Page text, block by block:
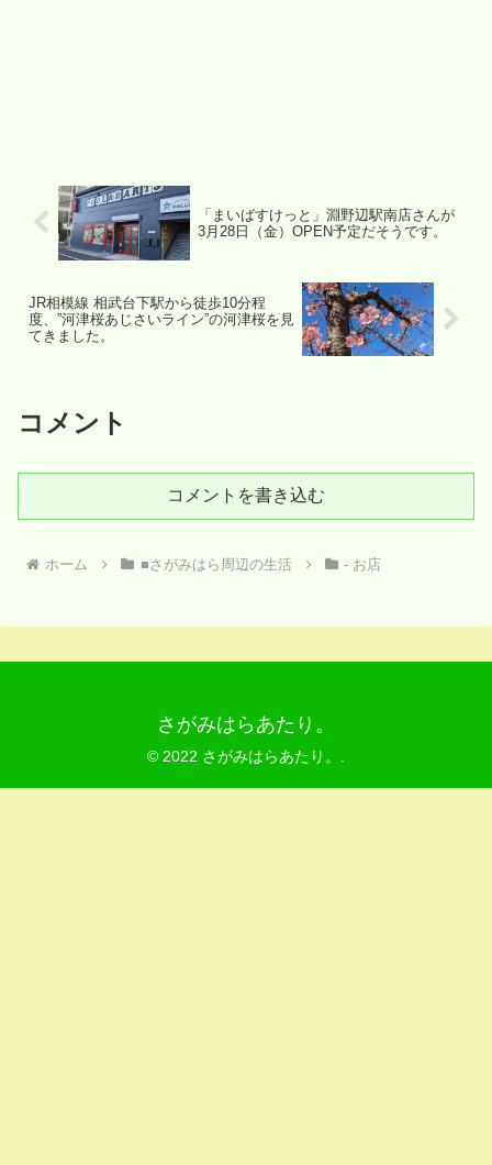
「まいばすけっと」淵野辺駅南店さんが
3月28日（金）OPEN予定だそうです。
JR相模線 相武台下駅から徒歩10分程
度、”河津桜あじさいライン”の河津桜を見
てきました。
コメント
コメントを書き込む
ホーム ■さがみはら周辺の生活 - お店
さがみはらあたり。
© 2022 さがみはらあたり。.